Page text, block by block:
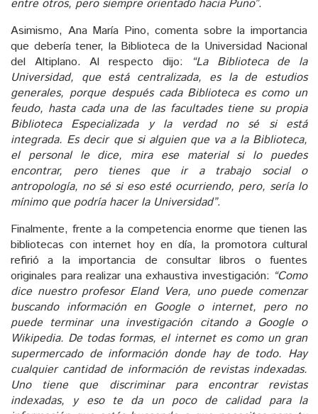
entre otros, pero siempre orientado hacia Puno”.
Asimismo, Ana María Pino, comenta sobre la importancia
que debería tener, la Biblioteca de la Universidad Nacional
del Altiplano. Al respecto dijo:
“La Biblioteca de la
Universidad, que está centralizada, es la de estudios
generales, porque después cada Biblioteca es como un
feudo, hasta cada una de las facultades tiene su propia
Biblioteca Especializada y la verdad no sé si está
integrada. Es decir que si alguien que va a la Biblioteca,
el personal le dice, mira ese material si lo puedes
encontrar, pero tienes que ir a trabajo social o
antropología, no sé si eso esté ocurriendo, pero, sería lo
mínimo que podría hacer la Universidad”.
Finalmente, frente a la competencia enorme que tienen las
bibliotecas con internet hoy en día, la promotora cultural
refirió a la importancia de consultar libros o fuentes
originales para realizar una exhaustiva investigación: “Como
dice nuestro profesor Eland Vera, uno puede comenzar
buscando información en Google o internet, pero no
puede terminar una investigación citando a Google o
Wikipedia. De todas formas, el internet es como un gran
supermercado de información donde hay de todo. Hay
cualquier cantidad de información de revistas indexadas.
Uno tiene que discriminar para encontrar revistas
indexadas, y eso te da un poco de calidad para la